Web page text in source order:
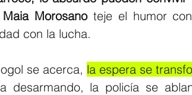
Morosano teje el humor
con la lucha.
se acerca,
desarmando, la policía se